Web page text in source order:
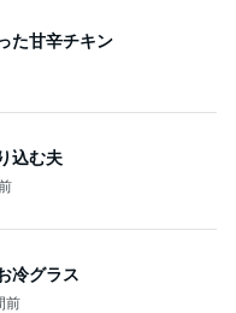
た甘辛チキン
込む夫
冷グラス
前